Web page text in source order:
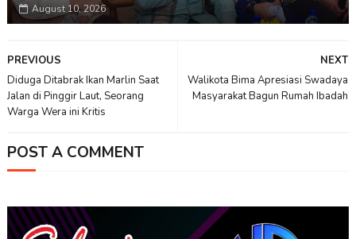
August 10, 2026
NEXT
Walikota Bima Apresiasi Swadaya
Masyarakat Bagun Rumah Ibadah
PREVIOUS
Diduga Ditabrak Ikan Marlin Saat
Jalan di Pinggir Laut, Seorang
Warga Wera ini Kritis
POST A COMMENT